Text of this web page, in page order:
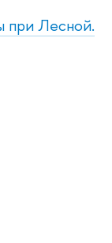
при Лесной.